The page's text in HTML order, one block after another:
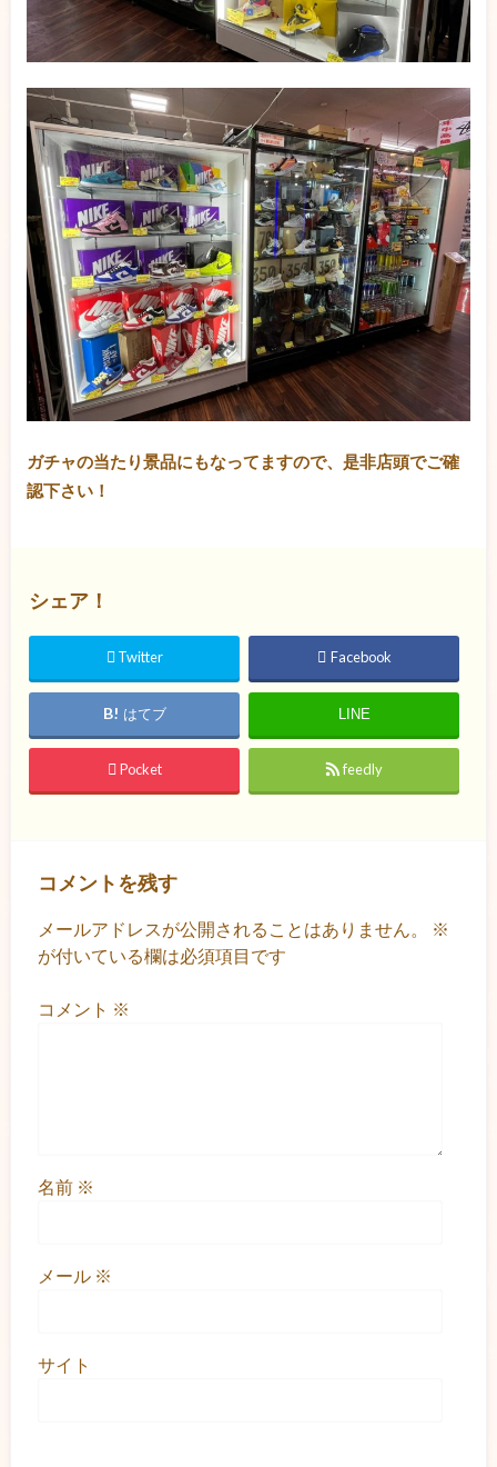
ガチャの当たり景品にもなってますので、是非店頭でご確
認下さい！
シェア！
Twitter Facebook
はてブ LINE
Pocket feedly
コメントを残す
メールアドレスが公開されることはありません。
※
が付いている欄は必須項目です
コメント ※
名前 ※
メール ※
サイト